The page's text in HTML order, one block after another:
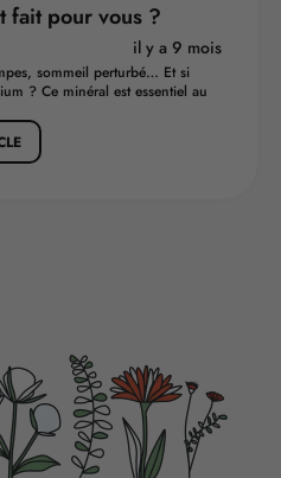
fait pour vous ?
il y a 9 mois
sommeil perturbé… Et si
? Ce minéral est essentiel au